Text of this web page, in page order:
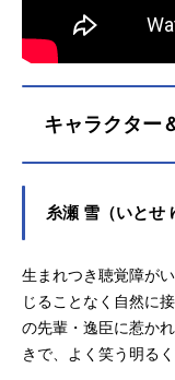
キャラクター
糸瀬 雪（いとせ
生まれつき聴覚障が
じることなく自然に
の先輩・逸臣に惹か
きで、よく笑う明る